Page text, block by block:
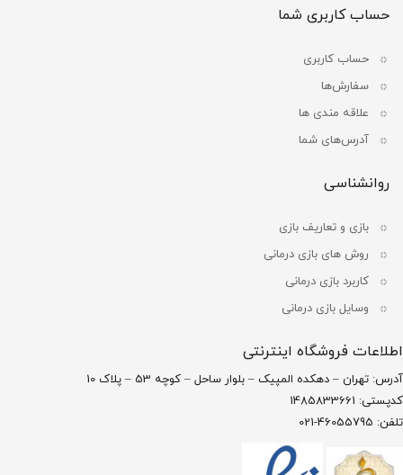
حساب کاربری شما
حساب کاربری
سفارش‌ها
علاقه مندی ها
آدرس‌های شما
روانشناسی
بازی و تعاریف بازی
روش های بازی درمانی
کاربرد بازی درمانی
وسایل بازی درمانی
اطلاعات فروشگاه اینترنتی
آدرس: تهران – دهکده المپیک – بلوار ساحل – کوچه 53 – پلاک 10
کدپستی: 1485833661
تلفن: 46055795-021